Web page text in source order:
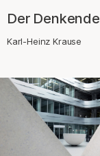
Der Denkende
Karl-Heinz Krause